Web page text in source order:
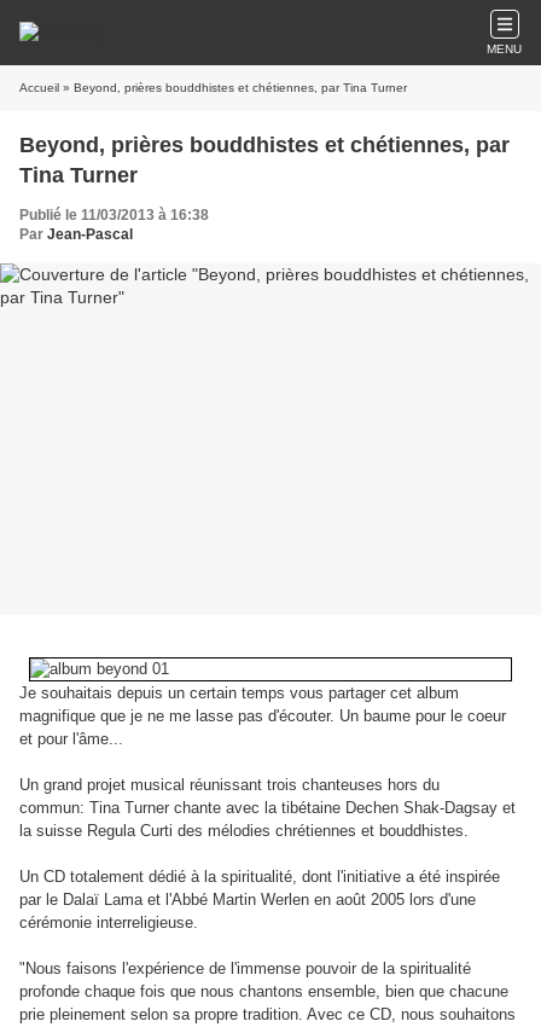
MENU
Accueil » Beyond, prières bouddhistes et chétiennes, par Tina Turner
Beyond, prières bouddhistes et chétiennes, par
Tina Turner
Publié le 11/03/2013 à 16:38
Par Jean-Pascal
Je souhaitais depuis un certain temps vous partager cet album
magnifique que je ne me lasse pas d'écouter. Un baume pour le coeur
et pour l'âme...
Un grand projet musical réunissant trois chanteuses hors du
commun: Tina Turner chante avec la tibétaine Dechen Shak-Dagsay et
la suisse Regula Curti des mélodies chrétiennes et bouddhistes.
Un CD totalement dédié à la spiritualité, dont l'initiative a été inspirée
par le Dalaï Lama et l'Abbé Martin Werlen en août 2005 lors d'une
cérémonie interreligieuse.
"Nous faisons l'expérience de l'immense pouvoir de la spiritualité
profonde chaque fois que nous chantons ensemble, bien que chacune
prie pleinement selon sa propre tradition. Avec ce CD, nous souhaitons